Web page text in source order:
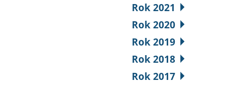
Rok 2021
Rok 2020
Rok 2019
Rok 2018
Rok 2017